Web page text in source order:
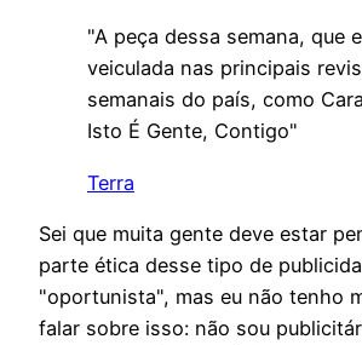
"A peça dessa semana, que
veiculada nas principais
semanais do país, como
Isto É Gente, Contigo"
Terra
Sei que muita gente deve estar
parte ética desse tipo de
"oportunista", mas eu não tenho
falar sobre isso: não sou